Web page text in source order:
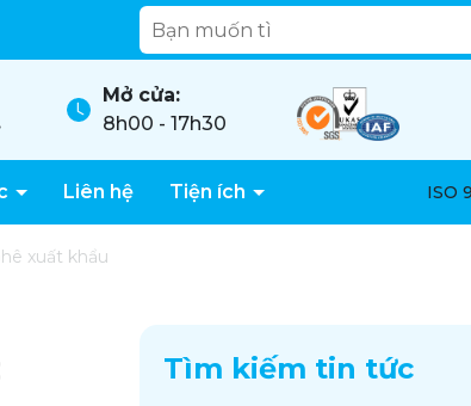
Mở cửa:
8h00 - 17h30
Liên hệ Tiện ích ISO
xuất khẩu
Tìm kiếm tin tức